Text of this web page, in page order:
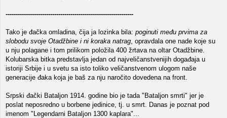
---------------------------------------------------------------
Tako je đačka omladina, čija ja lozinka bila: poginuti među prvima za
slobodu svoje Otadžbine i ni koraka natrag, opravdala one nade koje su
u nju polagane i tom prilikom položila 400 žrtava na oltar Otadžbine.
Kolubarska bitka predstavlja jedan od najveličanstvenijih događaja u
istoriji Srbije i u svetu sa isto toliko veličanstvenom ulogom naše
generacije đaka koja je baš za nju naročito dovedena na front.
Srpski đački Bataljon 1914. godine bio je tada "Bataljon smrti" jer je
poslat neposredno u borbene jedinice, tj. u smrt. Danas je poznat pod
imenom "Legendarni Bataljon 1300 kaplara"...